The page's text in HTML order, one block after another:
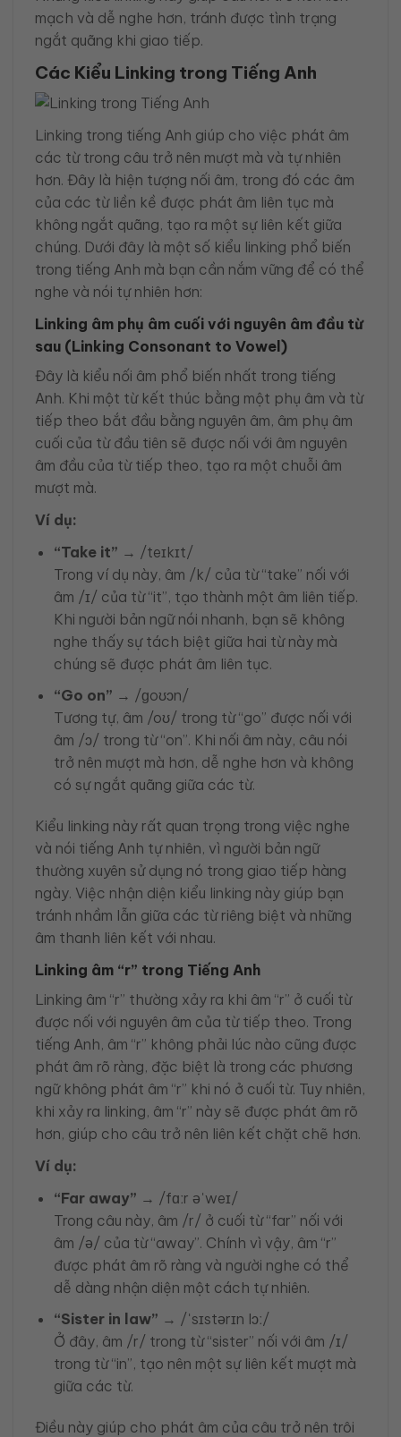
mạch và dễ nghe hơn, tránh được tình trạng
ngắt quãng khi giao tiếp.
Các Kiểu Linking trong Tiếng Anh
Linking trong tiếng Anh giúp cho việc phát âm
các từ trong câu trở nên mượt mà và tự nhiên
hơn. Đây là hiện tượng nối âm, trong đó các âm
của các từ liền kề được phát âm liên tục mà
không ngắt quãng, tạo ra một sự liên kết giữa
chúng. Dưới đây là một số kiểu linking phổ biến
trong tiếng Anh mà bạn cần nắm vững để có thể
nghe và nói tự nhiên hơn:
Linking âm phụ âm cuối với nguyên âm đầu từ
sau (Linking Consonant to Vowel)
Đây là kiểu nối âm phổ biến nhất trong tiếng
Anh. Khi một từ kết thúc bằng một phụ âm và từ
tiếp theo bắt đầu bằng nguyên âm, âm phụ âm
cuối của từ đầu tiên sẽ được nối với âm nguyên
âm đầu của từ tiếp theo, tạo ra một chuỗi âm
mượt mà.
Ví dụ:
“Take it” → /teɪkɪt/
Trong ví dụ này, âm /k/ của từ “take” nối với
âm /ɪ/ của từ “it”, tạo thành một âm liên tiếp.
Khi người bản ngữ nói nhanh, bạn sẽ không
nghe thấy sự tách biệt giữa hai từ này mà
chúng sẽ được phát âm liên tục.
“Go on” → /ɡoʊɔn/
Tương tự, âm /oʊ/ trong từ “go” được nối với
âm /ɔ/ trong từ “on”. Khi nối âm này, câu nói
trở nên mượt mà hơn, dễ nghe hơn và không
có sự ngắt quãng giữa các từ.
Kiểu linking này rất quan trọng trong việc nghe
và nói tiếng Anh tự nhiên, vì người bản ngữ
thường xuyên sử dụng nó trong giao tiếp hàng
ngày. Việc nhận diện kiểu linking này giúp bạn
tránh nhầm lẫn giữa các từ riêng biệt và những
âm thanh liên kết với nhau.
Linking âm “r” trong Tiếng Anh
Linking âm “r” thường xảy ra khi âm “r” ở cuối từ
được nối với nguyên âm của từ tiếp theo. Trong
tiếng Anh, âm “r” không phải lúc nào cũng được
phát âm rõ ràng, đặc biệt là trong các phương
ngữ không phát âm “r” khi nó ở cuối từ. Tuy nhiên,
khi xảy ra linking, âm “r” này sẽ được phát âm rõ
hơn, giúp cho câu trở nên liên kết chặt chẽ hơn.
Ví dụ:
“Far away” → /fɑːr əˈweɪ/
Trong câu này, âm /r/ ở cuối từ “far” nối với
âm /ə/ của từ “away”. Chính vì vậy, âm “r”
được phát âm rõ ràng và người nghe có thể
dễ dàng nhận diện một cách tự nhiên.
“Sister in law” → /ˈsɪstərɪn lɔː/
Ở đây, âm /r/ trong từ “sister” nối với âm /ɪ/
trong từ “in”, tạo nên một sự liên kết mượt mà
giữa các từ.
Điều này giúp cho phát âm của câu trở nên trôi